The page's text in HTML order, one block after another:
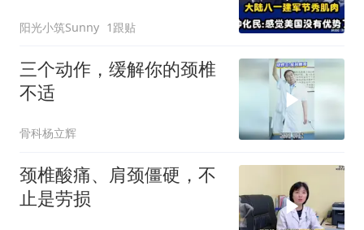
阳光小筑Sunny 1跟贴
三个动作，缓解你的颈椎
不适
骨科杨立辉
颈椎酸痛、肩颈僵硬，不
止是劳损